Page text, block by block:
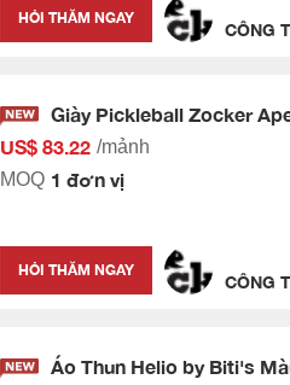
HỎI THĂM NGAY
CÔNG
Giày Pickleball Zocker
US$ 83.22 /mảnh
MOQ 1 đơn vị
HỎI THĂM NGAY
CÔNG
Áo Thun Helio by Biti's